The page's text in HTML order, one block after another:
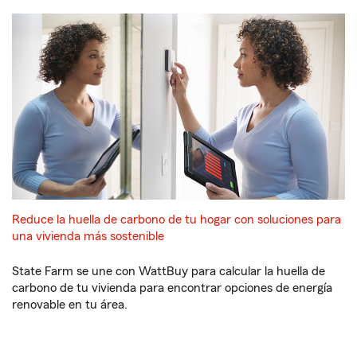
Reduce la huella de carbono de tu hogar con soluciones para
una vivienda más sostenible
State Farm se une con WattBuy para calcular la huella de
carbono de tu vivienda para encontrar opciones de energía
renovable en tu área.